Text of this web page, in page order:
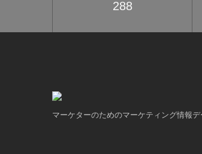
288
マーケターのためのマーケティング情報デ